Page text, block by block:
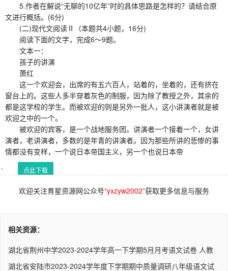
5.作者在解说“无聊的10亿年”时的具体思路是怎样的？请结合原
文进行概括。(6分)
(二)现代文阅读Ⅱ（本题共4小题，16分)
阅读下面的文字，完成6～9题。
文本一：
孩子的讲演
萧红
这一个欢迎会，出席的有五六百人，站着的，坐着的，还有挤在
窗台上的。这些人多半穿着灰色的制服，因为除了教授之外，其余的
都是这学校的学生。而被欢迎的则是另外一批人，这小讲演者就是被
欢迎之中的一个。
被欢迎的宾客，是一个战地服务团。讲演者一个接着一个，女讲
演者，老讲演者，多数的是年青的讲演者。因为那些所讲的悲惨的事
情都没有变样，一个说日本帝国主义，另一个也说日本帝
点此下载
欢迎关注育星资源网公众号“yxzyw2002”获取更多信息与服务
相关资源：
湖北省荆州中学2023-2024学年高一下学期5月月考语文试卷 人教
湖北省安陆市2023-2024学年度下学期期中质量调研八年级语文试